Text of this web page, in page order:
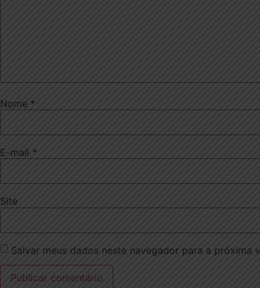
Nome *
E-mail *
Site
Salvar meus dados neste navegador para a próxima